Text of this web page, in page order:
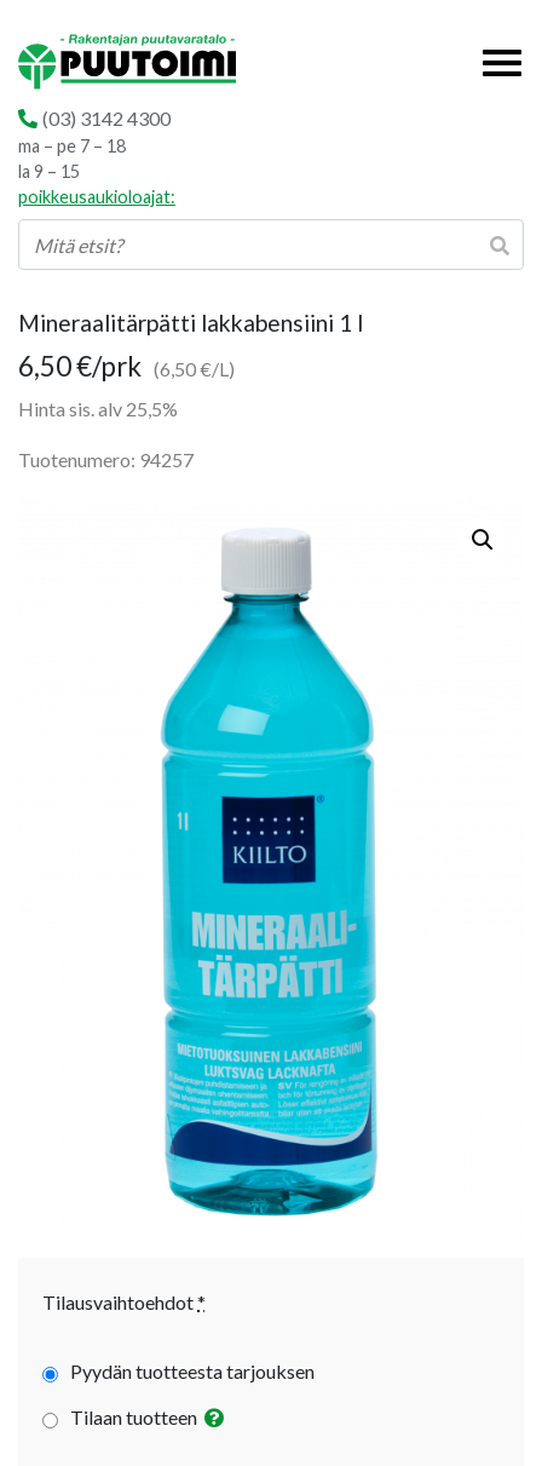
(03) 3142 4300
ma – pe 7 – 18
la 9 – 15
poikkeusaukioloajat:
Mineraalitärpätti lakkabensiini 1 l
6,50€/prk (6,50 €/L)
Hinta sis. alv 25,5%
Tuotenumero: 94257
Tilausvaihtoehdot*
Pyydän tuotteesta tarjouksen
Tilaan tuotteen